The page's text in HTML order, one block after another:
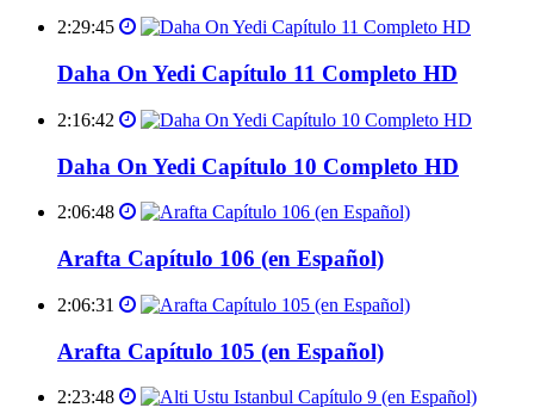
2:29:45
Daha On Yedi Capítulo 11 Completo HD
2:16:42
Daha On Yedi Capítulo 10 Completo HD
2:06:48
Arafta Capítulo 106 (en Español)
2:06:31
Arafta Capítulo 105 (en Español)
2:23:48